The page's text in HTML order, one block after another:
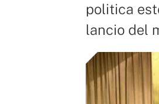
politica
lancio del